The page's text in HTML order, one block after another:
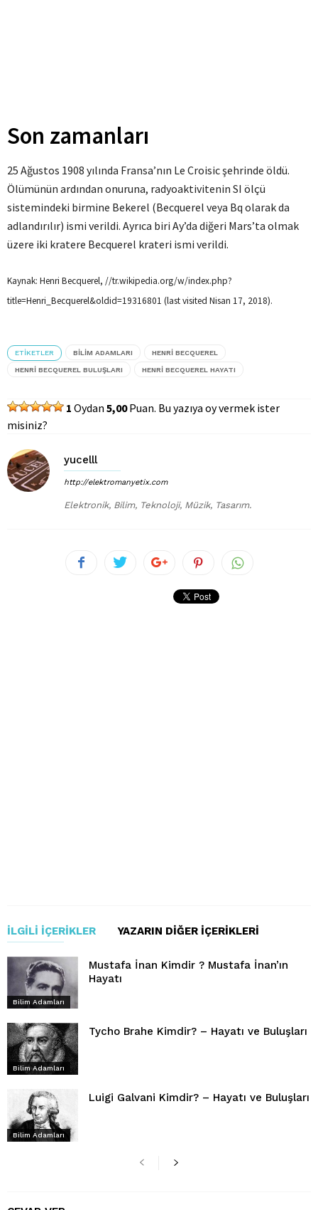
Son zamanları
25 Ağustos 1908 yılında Fransa’nın Le Croisic şehrinde öldü.
Ölümünün ardından onuruna, radyoaktivitenin SI ölçü
sistemindeki birmine Bekerel (Becquerel veya Bq olarak da
adlandırılır) ismi verildi. Ayrıca biri Ay’da diğeri Mars’ta olmak
üzere iki kratere Becquerel krateri ismi verildi.
Kaynak: Henri Becquerel, //tr.wikipedia.org/w/index.php?
title=Henri_Becquerel&oldid=19316801 (last visited Nisan 17, 2018).
ETIKETLER BILIM ADAMLARI HENRI BECQUEREL
HENRI BECQUEREL BULUŞLARI HENRI BECQUEREL HAYATI
1 Oydan 5,00Puan. Bu yazıya oy vermek ister
misiniz?
yucelll
http://elektromanyetix.com
Elektronik, Bilim, Teknoloji, Müzik, Tasarım.
İLGILI İÇERIKLER YAZARIN DIĞER İÇERIKLERI
Bilim Adamları
Mustafa İnan Kimdir ? Mustafa İnan’ın
Hayatı
Bilim Adamları
Tycho Brahe Kimdir? – Hayatı ve Buluşları
Bilim Adamları
Luigi Galvani Kimdir? – Hayatı ve Buluşları